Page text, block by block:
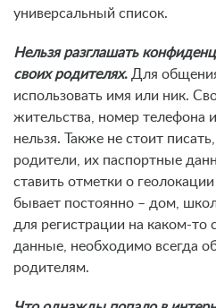
универсальный список.
Нельзя разглашать
своих родителях. Для
использовать имя или ник.
жительства, номер
нельзя. Также не стоит
родители, их паспортные
ставить отметки о
бывает постоянно – дом,
для регистрации на каком-то
данные, необходимо всегда
родителям.